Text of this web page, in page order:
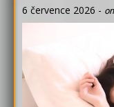
6 července 2026 -